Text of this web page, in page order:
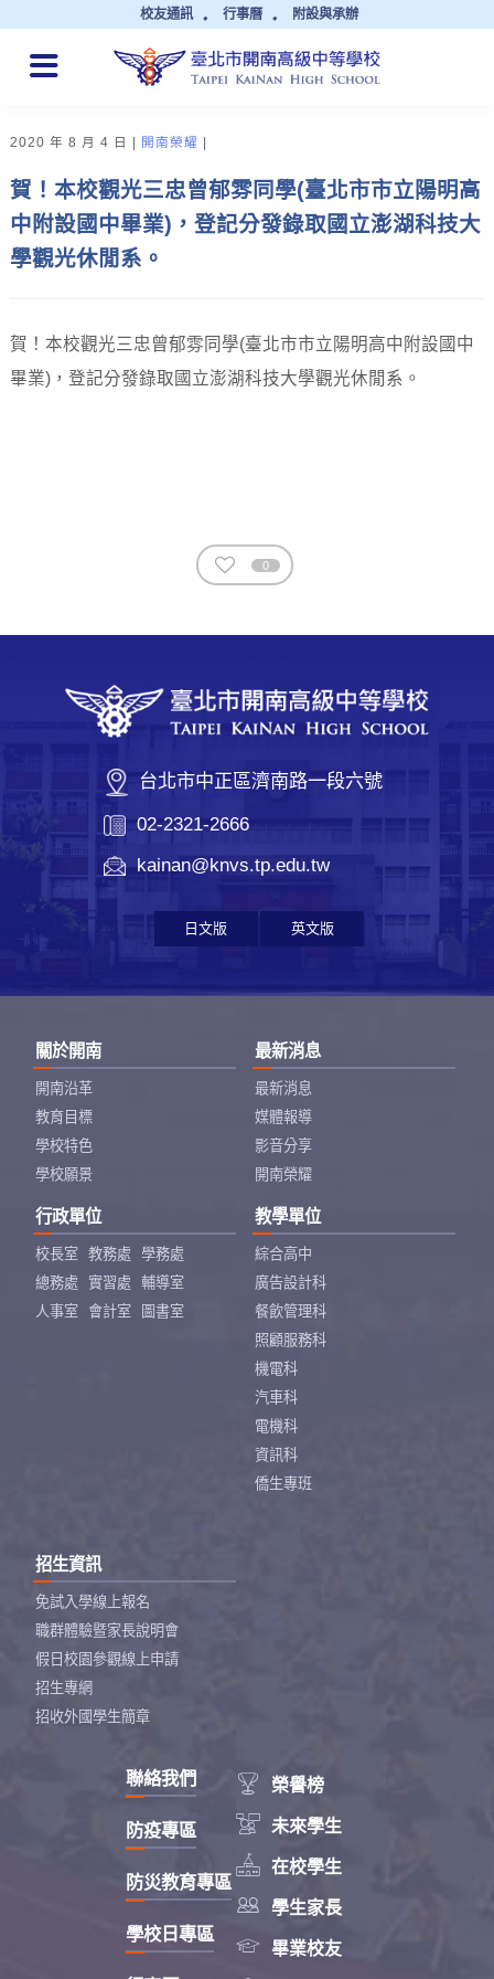
校友通訊 行事曆 附設與承辦
QUICK LINKS
2020 年 8 月 4 日 開南榮耀
賀！本校觀光三忠曾郁雰同學(臺北市市立陽明高
中附設國中畢業)，登記分發錄取國立澎湖科技大
學觀光休閒系。
賀！本校觀光三忠曾郁雰同學(臺北市市立陽明高中附設國中
畢業)，登記分發錄取國立澎湖科技大學觀光休閒系。
0
台北市中正區濟南路一段六號
02-2321-2666
kainan@knvs.tp.edu.tw
日文版 英文版
關於開南
開南沿革
教育目標
學校特色
學校願景
最新消息
最新消息
媒體報導
影音分享
開南榮耀
行政單位
校長室 教務處
學務處
總務處
實習處
輔導室
人事室
會計室 圖書室
教學單位
綜合高中
廣告設計科
餐飲管理科
照顧服務科
機電科
汽車科
電機科
資訊科
僑生專班
招生資訊
免試入學線上報名
職群體驗暨家長說明會
假日校園參觀線上申請
招生專網
招收外國學生簡章
 榮譽榜
 未來學生
 在校學生
 學生家長
 畢業校友
聯絡我們
防疫專區
防災教育專區
學校日專區